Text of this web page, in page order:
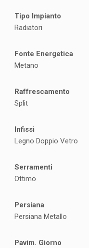
Tipo Impianto
Radiatori
Fonte Energetica
Metano
Raffrescamento
Split
Infissi
Legno Doppio Vetro
Serramenti
Ottimo
Persiana
Persiana Metallo
Pavim. Giorno